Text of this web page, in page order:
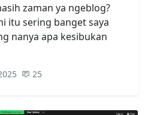
zaman ya ngeblog?
itu sering banget saya
nanya apa kesibukan
25